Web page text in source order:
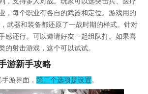
，每个职业有各自的武器和定位。游戏用的
武器和装备都还原了一战时期的样式。针对
感还行。可以邀请好友一起组队打。如果喜
的射击游戏，这个可以试试。
游新手攻略
游界面， 第二个选项是设置。